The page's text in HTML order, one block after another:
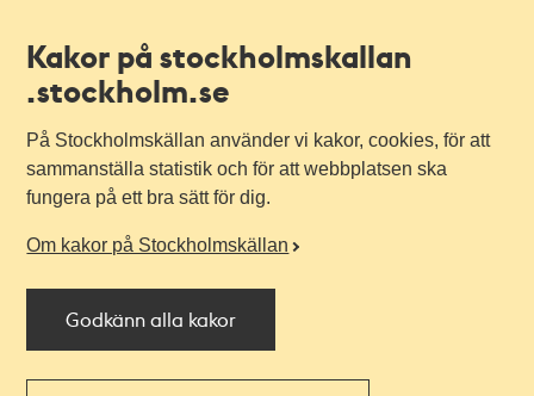
Kakor på stockholmskallan
.stockholm.se
På Stockholmskällan använder vi kakor, cookies, för att
sammanställa statistik och för att webbplatsen ska
fungera på ett bra sätt för dig.
Om kakor på Stockholmskällan
Godkänn alla kakor